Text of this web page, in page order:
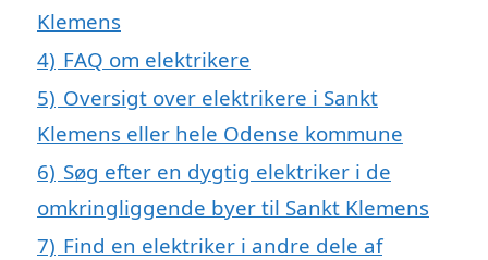
Klemens
4) FAQ om elektrikere
5) Oversigt over elektrikere i Sankt
Klemens eller hele Odense kommune
6) Søg efter en dygtig elektriker i de
omkringliggende byer til Sankt Klemens
7) Find en elektriker i andre dele af